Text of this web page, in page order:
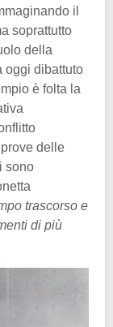
il
soprattutto
della
oggi dibattuto
è folta la
delle
sono
trascorso e
di più